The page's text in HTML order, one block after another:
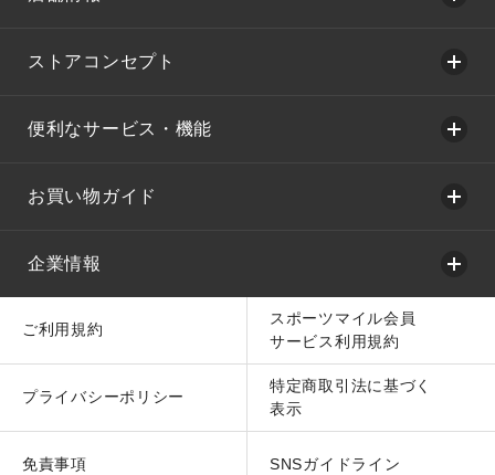
ストアコンセプト
便利なサービス・機能
お買い物ガイド
企業情報
ご利用規約
スポーツマイル会員
サービス利用規約
プライバシーポリシー
特定商取引法に基づく
表示
免責事項 SNSガイドライン